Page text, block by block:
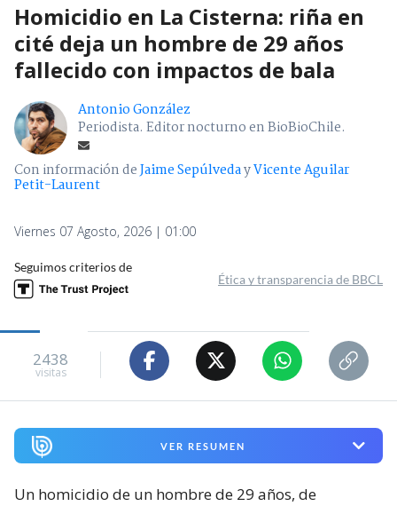
Homicidio en La Cisterna: riña en
cité deja un hombre de 29 años
fallecido con impactos de bala
Antonio González
Periodista. Editor nocturno en BioBioChile.
Con información deJaime SepúlvedayVicente Aguilar
Petit-Laurent
Viernes 07 Agosto, 2026 | 01:00
Seguimos criterios de
Ética y transparencia de BBCL
2438
visitas
VER RESUMEN
Un homicidio de un hombre de 29 años, de